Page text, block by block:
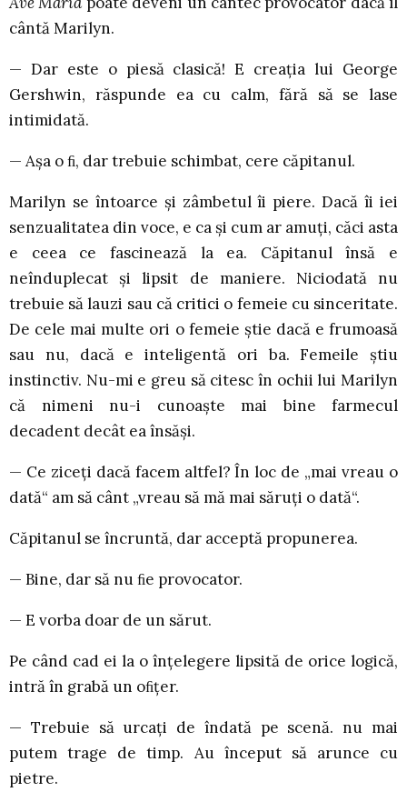
cântă Marilyn.
— Dar este o piesă clasică! E creația lui George
Gershwin, răspunde ea cu calm, fără să se lase
intimidată.
— Așa o ﬁ, dar trebuie schimbat, cere căpitanul.
Marilyn se întoarce și zâmbetul îi piere. Dacă îi iei
senzualitatea din voce, e ca și cum ar amuți, căci asta
e ceea ce fascinează la ea. Căpitanul însă e
neînduplecat și lipsit de maniere. Niciodată nu
trebuie să lauzi sau că critici o femeie cu sinceritate.
De cele mai multe ori o femeie știe dacă e frumoasă
sau nu, dacă e inteligentă ori ba. Femeile știu
instinctiv. Nu-mi e greu să citesc în ochii lui Marilyn
că nimeni nu-i cunoaște mai bine farmecul
decadent decât ea însăși.
— Ce ziceți dacă facem altfel? În loc de „mai vreau o
dată“ am să cânt „vreau să mă mai săruți o dată“.
Căpitanul se încruntă, dar acceptă propunerea.
— Bine, dar să nu ﬁe provocator.
— E vorba doar de un sărut.
Pe când cad ei la o înțelegere lipsită de orice logică,
intră în grabă un oﬁțer.
— Trebuie să urcați de îndată pe scenă. nu mai
putem trage de timp. Au început să arunce cu
pietre.